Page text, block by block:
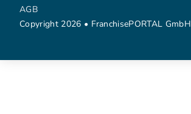
Copyright 2026 • FranchisePORTAL GmbH
AGB